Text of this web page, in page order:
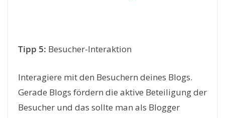
Tipp 5: Besucher-Interaktion
Interagiere mit den Besuchern deines Blogs.
Gerade Blogs fördern die aktive Beteiligung der
Besucher und das sollte man als Blogger